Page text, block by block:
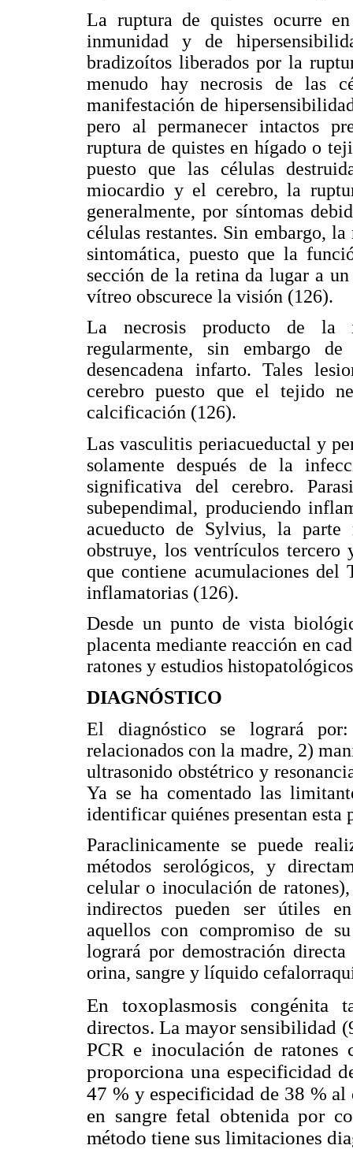
La ruptura de quistes ocurre
inmunidad y de
bradizoítos liberados por la
menudo hay necrosis de las
manifestación de
pero al permanecer intactos
ruptura de quistes en hígado o
puesto que las células
miocardio y el cerebro, la
generalmente, por síntomas
células restantes. Sin embargo,
sintomática, puesto que la
sección de la retina da lugar a
vítreo obscurece la visión (126).
La necrosis producto de la
regularmente, sin embargo
desencadena infarto. Tales
cerebro puesto que el tejido
calcificación (126).
Las vasculitis periacueductal y
solamente después de la
significativa del cerebro.
subependimal, produciendo
acueducto de Sylvius, la parte
obstruye, los ventrículos tercero
que contiene acumulaciones del
inflamatorias (126).
Desde un punto de vista
placenta mediante reacción en
ratones y estudios
DIAGNÓSTICO
El diagnóstico se logrará
relacionados con la madre, 2)
ultrasonido obstétrico y
Ya se ha comentado las
identificar quiénes presentan esta
Paraclinicamente se puede
métodos serológicos, y
celular o inoculación de
indirectos pueden ser útiles
aquellos con compromiso de
logrará por demostración
orina, sangre y líquido
En toxoplasmosis congénita
directos. La mayor sensibilidad
PCR e inoculación de
proporciona una especificidad
47 % y especificidad de 38 %
en sangre fetal obtenida por
método tiene sus limitaciones